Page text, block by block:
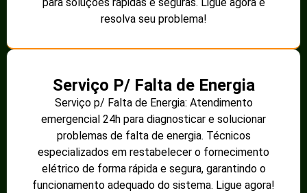
resolva seu problema!
Serviço P/ Falta de Energia
Serviço p/ Falta de Energia: Atendimento
emergencial 24h para diagnosticar e solucionar
problemas de falta de energia. Técnicos
especializados em restabelecer o fornecimento
elétrico de forma rápida e segura, garantindo o
funcionamento adequado do sistema. Ligue agora!